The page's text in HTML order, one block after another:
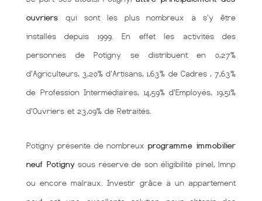
ouvriers qui sont les plus nombreux à s'y être
installés depuis 1999. En effet les activités des
personnes de Potigny se distribuent en 0,27%
d'Agriculteurs, 3,20% d'Artisans, 1,63% de Cadres , 7,63%
de Profession Intermédiaires, 14,59% d'Employés, 19,51%
d'Ouvriers et 23,09% de Retraités.
Potigny présente de nombreuxprogramme immobilier
neuf Potignysous réserve de son éligibilité pinel, lmnp
ou encore malraux. Investir grâce à un appartement